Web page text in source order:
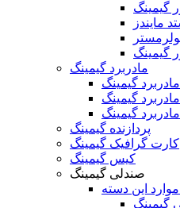
مایندز
مادربرد گیمینگ
پردازنده گیمینگ
کارت گرافیک گیمینگ
کیس گیمینگ
صندلی گیمینگ
این دسته